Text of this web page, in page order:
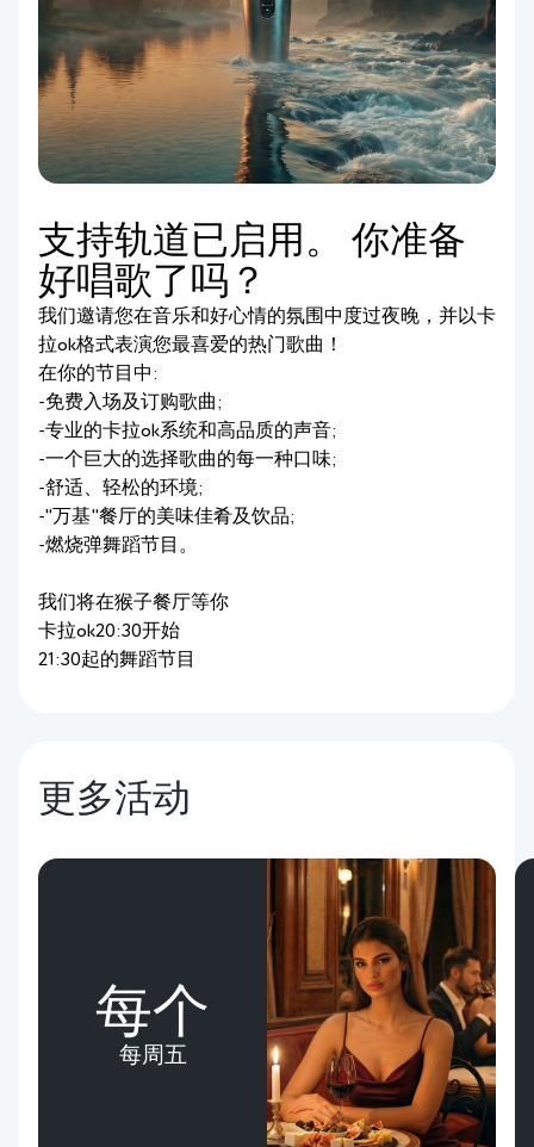
支持轨道已启用。 你准备
好唱歌了吗？
我们邀请您在音乐和好心情的氛围中度过夜晚，并以卡
拉ok格式表演您最喜爱的热门歌曲！
在你的节目中:
-免费入场及订购歌曲;
-专业的卡拉ok系统和高品质的声音;
-一个巨大的选择歌曲的每一种口味;
-舒适、轻松的环境;
-"万基"餐厅的美味佳肴及饮品;
-燃烧弹舞蹈节目。
我们将在猴子餐厅等你
卡拉ok20:30开始
21:30起的舞蹈节目
更多活动
每个
每周五